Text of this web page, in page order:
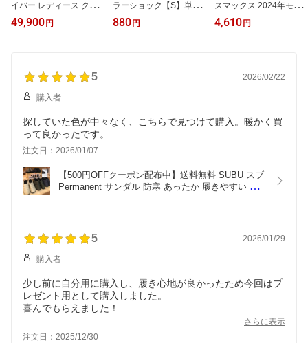
イバー レディース クラ
ブ MP1300 ブルー 右利
き L
49,900 円
ラーショック【S】単品
保冷剤 長時間 アイスパ
ック 強力保冷パック ク
880 円
スマックス 2024年モデ
ル 1ダース ゴルフボール
公認球 SRIXON 飛び系
4,610 円
5 2026/02/22
購入者
探していた色が中々なく、こちらで見つけて購入。暖かく買
って良かったです。
注文日：2026/01/07
【500円OFFクーポン配布中】送料無料 SUBU スブ
Permanent サンダル 防寒 あったか 履きやすい ス
5 2026/01/29
購入者
少し前に自分用に購入し、履き心地が良かったため今回はプ
レゼント用として購入しました。
喜んでもらえました！
近所に買い物に行くときなど、サッと履けるので重宝しま
す。
さらに表示
注文日：2025/12/30